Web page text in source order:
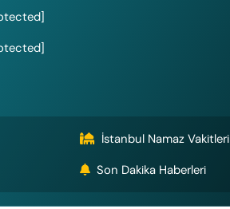
İstanbul Namaz Vakitleri
Son Dakika Haberleri